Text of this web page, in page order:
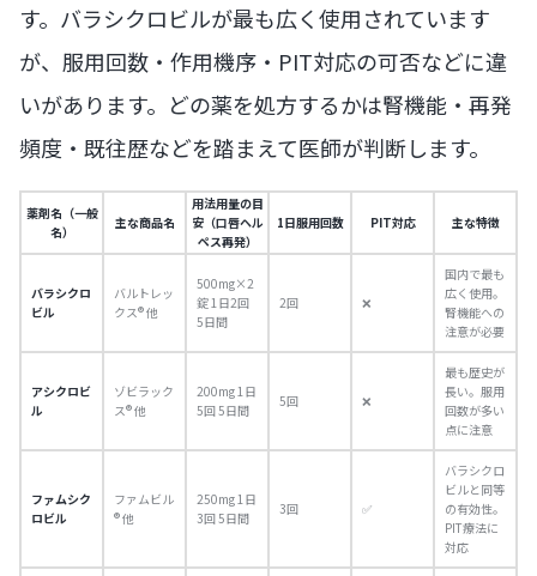
す。バラシクロビルが最も広く使用されています
が、服用回数・作用機序・PIT対応の可否などに違
いがあります。どの薬を処方するかは腎機能・再発
頻度・既往歴などを踏まえて医師が判断します。
薬剤名（一般
名）
主な商品名
用法用量の目
安（口唇ヘル
ペス再発）
1日服用回数 PIT対応 主な特徴
バラシクロ
ビル
バルトレッ
クス® 他
500mg×2
錠 1日2回
5日間
2回 ❌
国内で最も
広く使用。
腎機能への
注意が必要
アシクロビ
ル
ゾビラック
ス® 他
200mg 1日
5回 5日間
5回 ❌
最も歴史が
長い。服用
回数が多い
点に注意
ファムシク
ロビル
ファムビル
® 他
250mg 1日
3回 5日間
3回 ✅
バラシクロ
ビルと同等
の有効性。
PIT療法に
対応